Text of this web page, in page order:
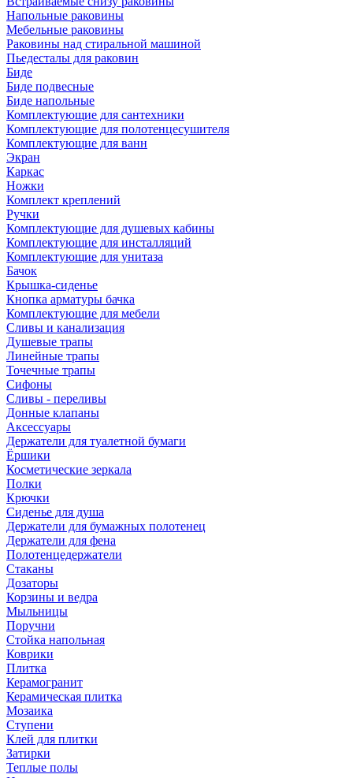
Напольные раковины
Мебельные раковины
Раковины над стиральной машиной
Пьедесталы для раковин
Биде
Биде подвесные
Биде напольные
Комплектующие для сантехники
Комплектующие для полотенцесушителя
Комплектующие для ванн
Экран
Каркас
Ножки
Комплект креплений
Ручки
Комплектующие для душевых кабины
Комплектующие для инсталляций
Комплектующие для унитаза
Бачок
Крышка-сиденье
Кнопка арматуры бачка
Комплектующие для мебели
Сливы и канализация
Душевые трапы
Линейные трапы
Точечные трапы
Сифоны
Сливы - переливы
Донные клапаны
Аксессуары
Держатели для туалетной бумаги
Ёршики
Косметические зеркала
Полки
Крючки
Сиденье для душа
Держатели для бумажных полотенец
Держатели для фена
Полотенцедержатели
Стаканы
Дозаторы
Корзины и ведра
Мыльницы
Поручни
Стойка напольная
Коврики
Плитка
Керамогранит
Керамическая плитка
Мозаика
Ступени
Клей для плитки
Затирки
Теплые полы